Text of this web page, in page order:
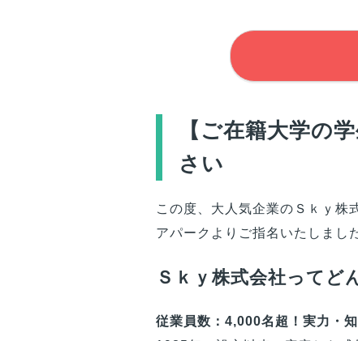
【 ご在籍大学の
さい
この度、大人気企業のＳｋｙ株
アパークよりご指名いたしまし
Ｓｋｙ株式会社ってど
従業員数：4,000名超！実力・